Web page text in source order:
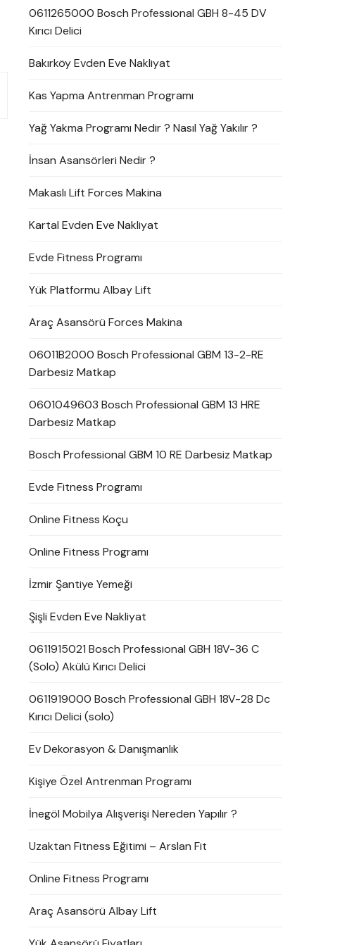
0611265000 Bosch Professional GBH 8-45 DV
Kırıcı Delici
Bakırköy Evden Eve Nakliyat
Kas Yapma Antrenman Programı
Yağ Yakma Programı Nedir ? Nasıl Yağ Yakılır ?
İnsan Asansörleri Nedir ?
Makaslı Lift Forces Makina
Kartal Evden Eve Nakliyat
Evde Fitness Programı
Yük Platformu Albay Lift
Araç Asansörü Forces Makina
06011B2000 Bosch Professional GBM 13-2-RE
Darbesiz Matkap
0601049603 Bosch Professional GBM 13 HRE
Darbesiz Matkap
Bosch Professional GBM 10 RE Darbesiz Matkap
Evde Fitness Programı
Online Fitness Koçu
Online Fitness Programı
İzmir Şantiye Yemeği
Şişli Evden Eve Nakliyat
0611915021 Bosch Professional GBH 18V-36 C
(Solo) Akülü Kırıcı Delici
0611919000 Bosch Professional GBH 18V-28 Dc
Kırıcı Delici (solo)
Ev Dekorasyon & Danışmanlık
Kişiye Özel Antrenman Programı
İnegöl Mobilya Alışverişi Nereden Yapılır ?
Uzaktan Fitness Eğitimi – Arslan Fit
Online Fitness Programı
Araç Asansörü Albay Lift